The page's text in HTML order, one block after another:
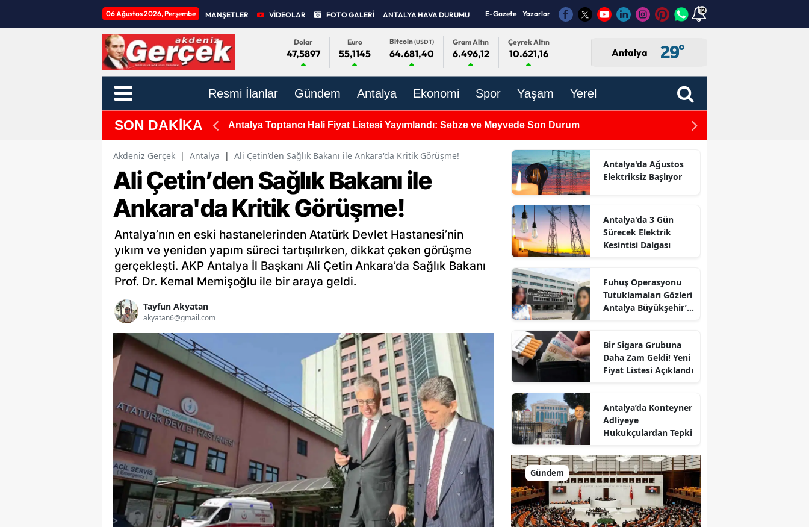
06 Ağustos 2026, Perşembe MANŞETLER VİDEOLAR FOTO GALERİ ANTALYA HAVA DURUMU E-Gazete Yazarlar 12
Dolar
47,5897
Euro
55,1145
Bitcoin(USDT)
64.681,40
Gram Altın
6.496,12
Çeyrek Altın
10.621,16 Antalya 29°
Resmi İlanlar Gündem Antalya Ekonomi Spor Yaşam Yerel
SON DAKİKA Antalya Toptancı Hali Fiyat Listesi Yayımlandı: Sebze ve Meyvede Son Durum TBMM'de Kabul Edildi:
Akdeniz Gerçek | Antalya | Ali Çetin’den Sağlık Bakanı ile Ankara'da Kritik Görüşme!
Ali Çetin’den Sağlık Bakanı ile
Ankara'da Kritik Görüşme!
Antalya’nın en eski hastanelerinden Atatürk Devlet Hastanesi’nin
yıkım ve yeniden yapım süreci tartışılırken, dikkat çeken görüşme
gerçekleşti. AKP Antalya İl Başkanı Ali Çetin Ankara’da Sağlık Bakanı
Prof. Dr. Kemal Memişoğlu ile bir araya geldi.
Tayfun Akyatan
akyatan6@gmail.com
Antalya'da Ağustos
Elektriksiz Başlıyor
Antalya'da 3 Gün
Sürecek Elektrik
Kesintisi Dalgası
Fuhuş Operasyonu
Tutuklamaları Gözleri
Antalya Büyükşehir’e
Bir Sigara Grubuna
Daha Zam Geldi! Yeni
Fiyat Listesi Açıklandı
Antalya’da Konteyner
Adliyeye
Hukukçulardan Tepki
Gündem